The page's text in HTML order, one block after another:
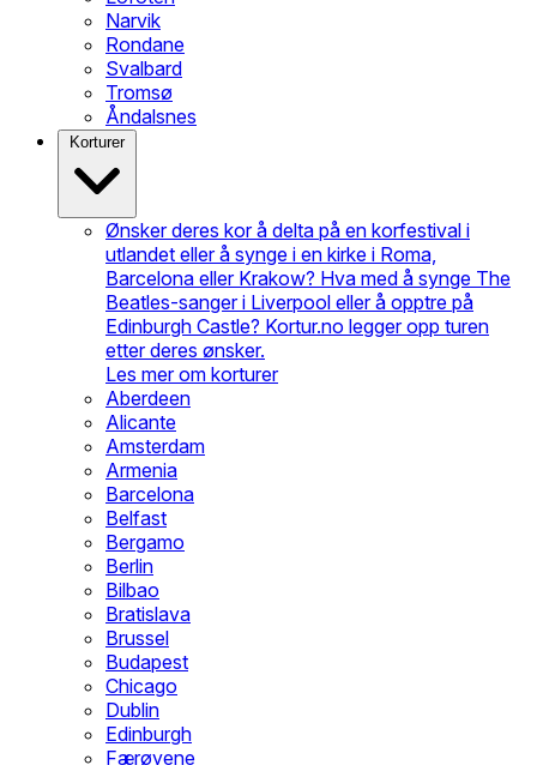
Narvik
Rondane
Svalbard
Tromsø
Åndalsnes
Korturer
Ønsker deres kor å delta på en korfestival i
utlandet eller å synge i en kirke i Roma,
Barcelona eller Krakow? Hva med å synge The
Beatles-sanger i Liverpool eller å opptre på
Edinburgh Castle? Kortur.no legger opp turen
etter deres ønsker.
Les mer om korturer
Aberdeen
Alicante
Amsterdam
Armenia
Barcelona
Belfast
Bergamo
Berlin
Bilbao
Bratislava
Brussel
Budapest
Chicago
Dublin
Edinburgh
Færøyene